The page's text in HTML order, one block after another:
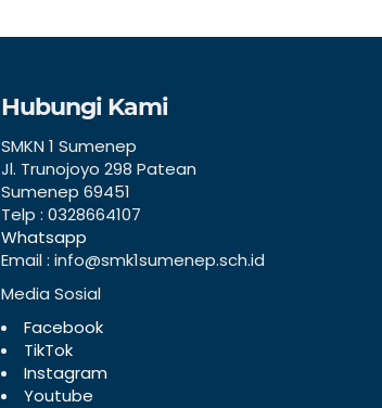
Hubungi Kami
SMKN 1 Sumenep
Jl. Trunojoyo 298 Patean
Sumenep 69451
Telp : 0328664107
Whatsapp
Email : info@smk1sumenep.sch.id
Media Sosial
Facebook
TikTok
Instagram
Youtube